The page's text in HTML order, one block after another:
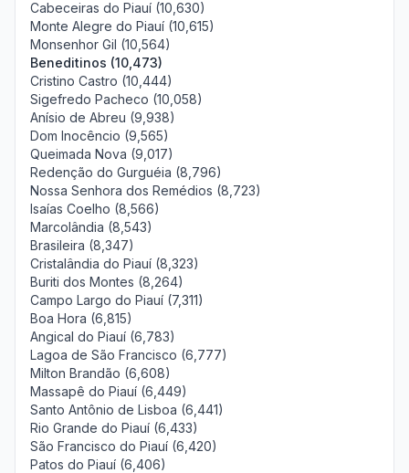
Cabeceiras do Piauí (10,630)
Monte Alegre do Piauí (10,615)
Monsenhor Gil (10,564)
Beneditinos (10,473)
Cristino Castro (10,444)
Sigefredo Pacheco (10,058)
Anísio de Abreu (9,938)
Dom Inocêncio (9,565)
Queimada Nova (9,017)
Redenção do Gurguéia (8,796)
Nossa Senhora dos Remédios (8,723)
Isaías Coelho (8,566)
Marcolândia (8,543)
Brasileira (8,347)
Cristalândia do Piauí (8,323)
Buriti dos Montes (8,264)
Campo Largo do Piauí (7,311)
Boa Hora (6,815)
Angical do Piauí (6,783)
Lagoa de São Francisco (6,777)
Milton Brandão (6,608)
Massapê do Piauí (6,449)
Santo Antônio de Lisboa (6,441)
Rio Grande do Piauí (6,433)
São Francisco do Piauí (6,420)
Patos do Piauí (6,406)